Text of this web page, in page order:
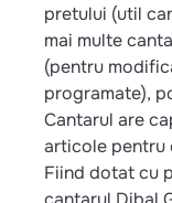
pretului (util
mai multe
(pentru
programate),
Cantarul are
articole pentru
Fiind dotat cu